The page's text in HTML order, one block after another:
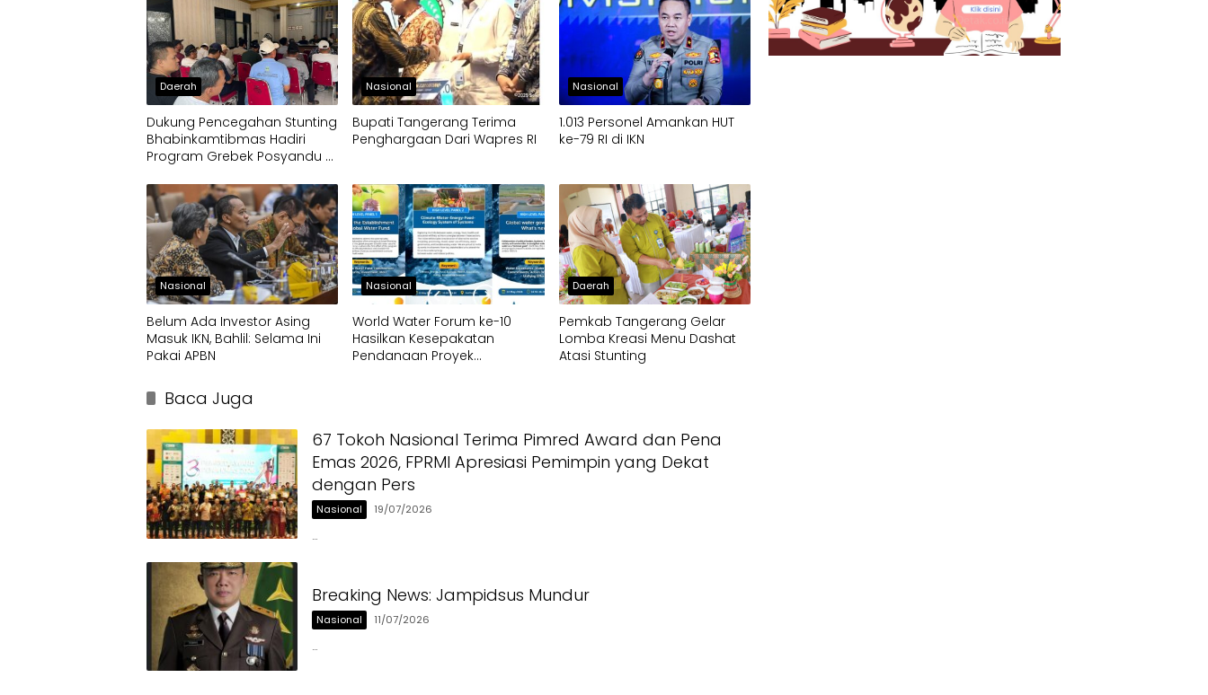
Daerah
Dukung Pencegahan Stunting
Bhabinkamtibmas Hadiri
Program Grebek Posyandu di
Nasional
Bupati Tangerang Terima
Penghargaan Dari Wapres RI
Nasional
1.013 Personel Amankan HUT
ke-79 RI di IKN
Nasional
Belum Ada Investor Asing
Masuk IKN, Bahlil: Selama Ini
Pakai APBN
Nasional
World Water Forum ke-10
Hasilkan Kesepakatan
Pendanaan Proyek
Daerah
Pemkab Tangerang Gelar
Lomba Kreasi Menu Dashat
Atasi Stunting
Baca Juga
67 Tokoh Nasional Terima Pimred Award dan Pena
Emas 2026, FPRMI Apresiasi Pemimpin yang Dekat
dengan Pers
Nasional 19/07/2026
…
Breaking News: Jampidsus Mundur
Nasional 11/07/2026
…